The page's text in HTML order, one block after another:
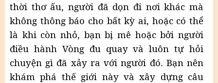
thời thơ ấu, người đã dọn đi nơi khác mà
không thông báo cho bất kỳ ai, hoặc có thể
là khi còn nhỏ, bạn bị mê hoặc bởi người
điều hành Vòng đu quay và luôn tự hỏi
chuyện gì đã xảy ra với người đó. Bạn nên
khám phá thế giới này và xây dựng câu